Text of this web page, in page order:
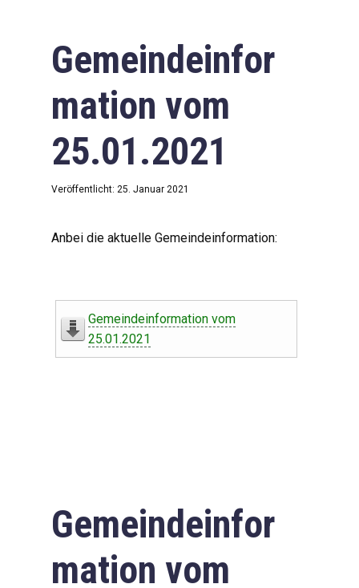
Gemeindeinfor
mation vom
25.01.2021
Veröffentlicht: 25. Januar 2021
Anbei die aktuelle Gemeindeinformation:
Gemeindeinformation vom
25.01.2021
Gemeindeinfor
mation vom